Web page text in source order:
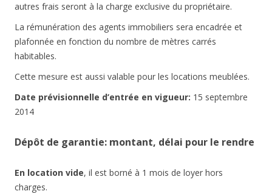
autres frais seront à la charge exclusive du propriétaire.
La rémunération des agents immobiliers sera encadrée et
plafonnée en fonction du nombre de mètres carrés
habitables.
Cette mesure est aussi valable pour les locations meublées.
Date prévisionnelle d’entrée en vigueur: 15 septembre
2014
Dépôt de garantie: montant, délai pour le rendre
En location vide, il est borné à 1 mois de loyer hors
charges.